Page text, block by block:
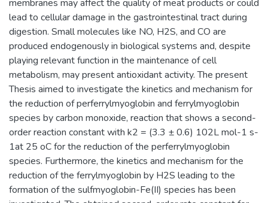
membranes may affect the quality of meat products or could
lead to cellular damage in the gastrointestinal tract during
digestion. Small molecules like NO, H2S, and CO are
produced endogenously in biological systems and, despite
playing relevant function in the maintenance of cell
metabolism, may present antioxidant activity. The present
Thesis aimed to investigate the kinetics and mechanism for
the reduction of perferrylmyoglobin and ferrylmyoglobin
species by carbon monoxide, reaction that shows a second-
order reaction constant with k2 = (3.3 ± 0.6) 102L mol-1 s-
1at 25 oC for the reduction of the perferrylmyoglobin
species. Furthermore, the kinetics and mechanism for the
reduction of the ferrylmyoglobin by H2S leading to the
formation of the sulfmyoglobin-Fe(II) species has been